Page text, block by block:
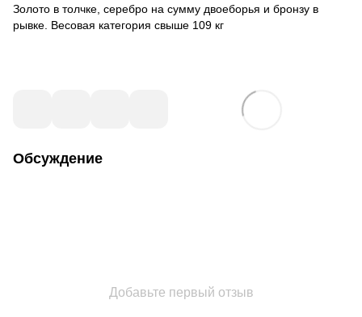
Золото в толчке, серебро на сумму двоеборья и бронзу в
рывке. Весовая категория свыше 109 кг
Обсуждение
Добавьте первый отзыв